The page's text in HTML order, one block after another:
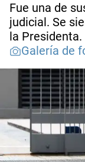
Fue una de
judicial. Se
la Presidenta.
Galería de